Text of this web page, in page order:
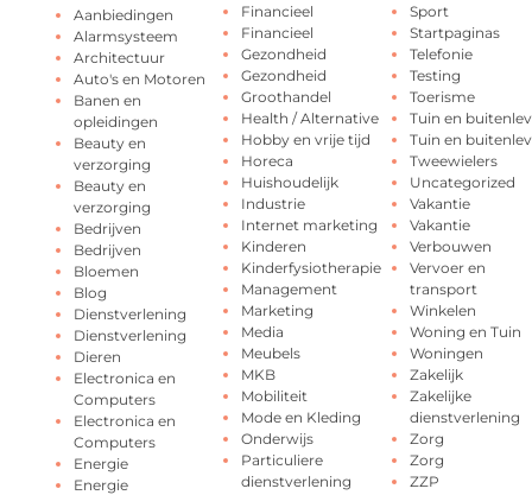
Aanbiedingen
Alarmsysteem
Architectuur
Auto's en Motoren
Banen en
opleidingen
Beauty en
verzorging
Beauty en
verzorging
Bedrijven
Bedrijven
Bloemen
Blog
Dienstverlening
Dienstverlening
Dieren
Electronica en
Computers
Electronica en
Computers
Energie
Energie
Financieel
Financieel
Gezondheid
Gezondheid
Groothandel
Health / Alternative
Hobby en vrije tijd
Horeca
Huishoudelijk
Industrie
Internet marketing
Kinderen
Kinderfysiotherapie
Management
Marketing
Media
Meubels
MKB
Mobiliteit
Mode en Kleding
Onderwijs
Particuliere
dienstverlening
Sport
Startpaginas
Telefonie
Testing
Toerisme
Tuin en
Tuin en
Tweewielers
Uncategorized
Vakantie
Vakantie
Verbouwen
Vervoer en
transport
Winkelen
Woning en Tuin
Woningen
Zakelijk
Zakelijke
dienstverlening
Zorg
Zorg
ZZP